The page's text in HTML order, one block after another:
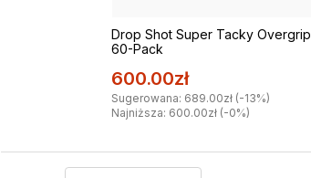
Drop Shot Super Tacky Overgrip
60-Pack
600.00zł
Sugerowana: 689.00zł (-13%)
Najniższa: 600.00zł (-0%)